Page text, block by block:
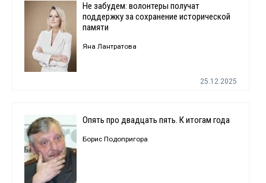
Не забудем: волонтеры получат
поддержку за сохранение исторической
памяти
Яна Лантратова
25.12.2025
Опять про двадцать пять. К итогам года
Борис Подопригора